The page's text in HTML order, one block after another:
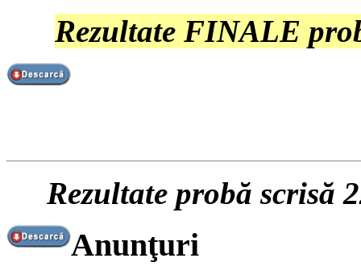
Rezultate FINALE
Rezultate probă scrisă
Anunţuri